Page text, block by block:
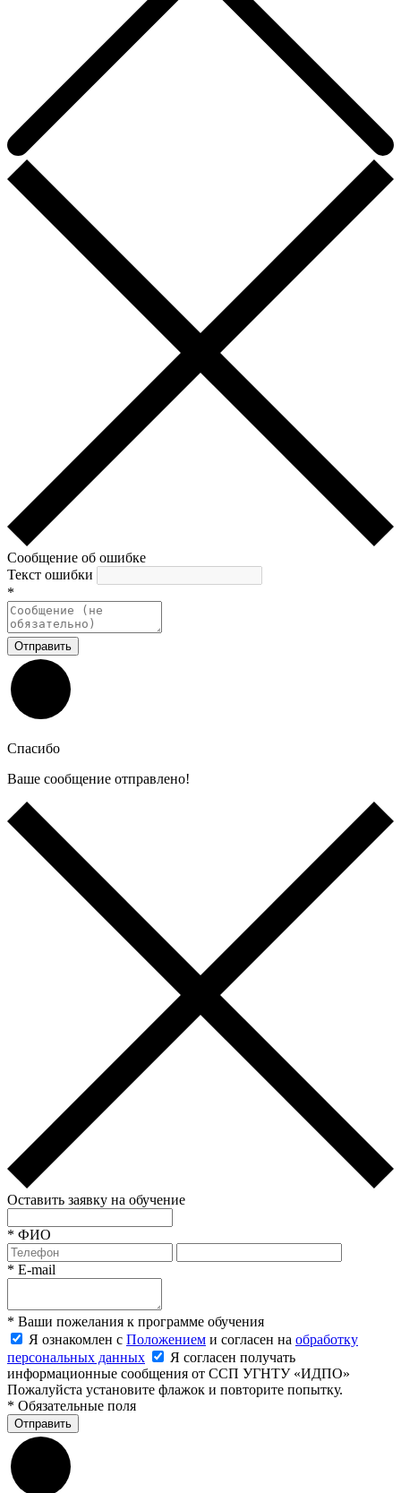
Сообщение об ошибке
Текст ошибки
*
Отправить
Спасибо
Ваше сообщение отправлено!
Оставить заявку на обучение
* ФИО
* E-mail
* Ваши пожелания к программе обучения
Я ознакомлен с Положением и согласен на обработку
персональных данных
Я согласен получать
информационные сообщения от ССП УГНТУ «ИДПО»
Пожалуйста установите флажок и повторите попытку.
* Обязательные поля
Отправить